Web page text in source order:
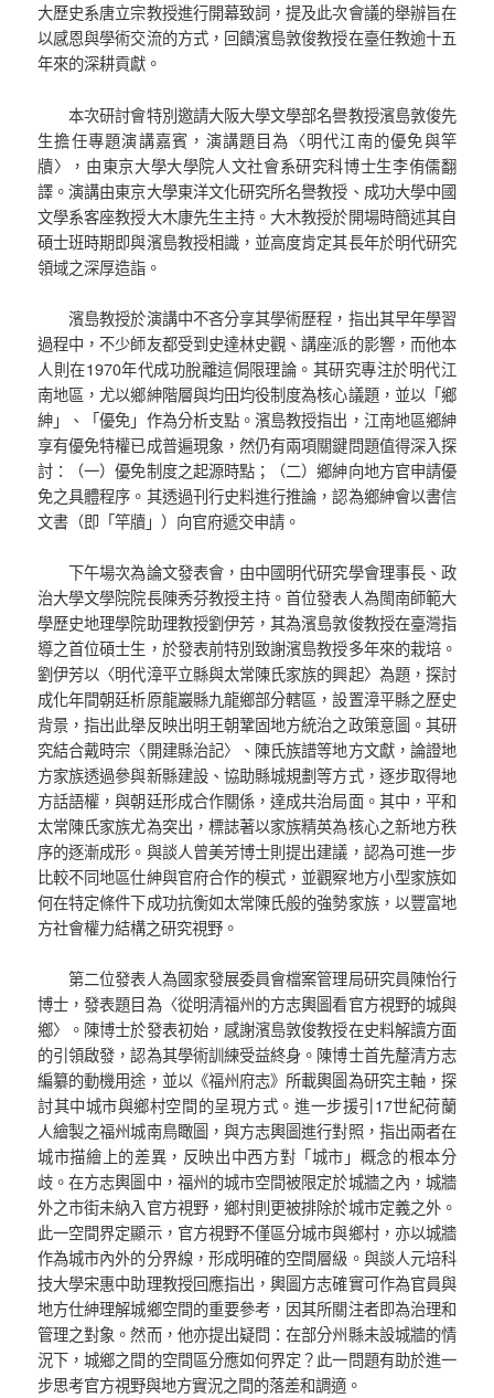
大歷史系唐立宗教授進行開幕致詞，提及此次會議的舉辦旨在
以感恩與學術交流的方式，回饋濱島敦俊教授在臺任教逾十五
年來的深耕貢獻。
本次研討會特別邀請大阪大學文學部名譽教授濱島敦俊先
生擔任專題演講嘉賓，演講題目為〈明代江南的優免與竿
牘〉，由東京大學大學院人文社會系研究科博士生李侑儒翻
譯。演講由東京大學東洋文化研究所名譽教授、成功大學中國
文學系客座教授大木康先生主持。大木教授於開場時簡述其自
碩士班時期即與濱島教授相識，並高度肯定其長年於明代研究
領域之深厚造詣。
濱島教授於演講中不吝分享其學術歷程，指出其早年學習
過程中，不少師友都受到史達林史觀、講座派的影響，而他本
人則在1970年代成功脫離這侷限理論。其研究專注於明代江
南地區，尤以鄉紳階層與均田均役制度為核心議題，並以「鄉
紳」、「優免」作為分析支點。濱島教授指出，江南地區鄉紳
享有優免特權已成普遍現象，然仍有兩項關鍵問題值得深入探
討：（一）優免制度之起源時點；（二）鄉紳向地方官申請優
免之具體程序。其透過刊行史料進行推論，認為鄉紳會以書信
文書（即「竿牘」）向官府遞交申請。
下午場次為論文發表會，由中國明代研究學會理事長、政
治大學文學院院長陳秀芬教授主持。首位發表人為閩南師範大
學歷史地理學院助理教授劉伊芳，其為濱島敦俊教授在臺灣指
導之首位碩士生，於發表前特別致謝濱島教授多年來的栽培。
劉伊芳以〈明代漳平立縣與太常陳氏家族的興起〉為題，探討
成化年間朝廷析原龍巖縣九龍鄉部分轄區，設置漳平縣之歷史
背景，指出此舉反映出明王朝鞏固地方統治之政策意圖。其研
究結合戴時宗〈開建縣治記〉、陳氏族譜等地方文獻，論證地
方家族透過參與新縣建設、協助縣城規劃等方式，逐步取得地
方話語權，與朝廷形成合作關係，達成共治局面。其中，平和
太常陳氏家族尤為突出，標誌著以家族精英為核心之新地方秩
序的逐漸成形。與談人曾美芳博士則提出建議，認為可進一步
比較不同地區仕紳與官府合作的模式，並觀察地方小型家族如
何在特定條件下成功抗衡如太常陳氏般的強勢家族，以豐富地
方社會權力結構之研究視野。
第二位發表人為國家發展委員會檔案管理局研究員陳怡行
博士，發表題目為〈從明清福州的方志輿圖看官方視野的城與
鄉〉。陳博士於發表初始，感謝濱島敦俊教授在史料解讀方面
的引領啟發，認為其學術訓練受益終身。陳博士首先釐清方志
編纂的動機用途，並以《福州府志》所載輿圖為研究主軸，探
討其中城市與鄉村空間的呈現方式。進一步援引17世紀荷蘭
人繪製之福州城南鳥瞰圖，與方志輿圖進行對照，指出兩者在
城市描繪上的差異，反映出中西方對「城市」概念的根本分
歧。在方志輿圖中，福州的城市空間被限定於城牆之內，城牆
外之市街未納入官方視野，鄉村則更被排除於城市定義之外。
此一空間界定顯示，官方視野不僅區分城市與鄉村，亦以城牆
作為城市內外的分界線，形成明確的空間層級。與談人元培科
技大學宋惠中助理教授回應指出，輿圖方志確實可作為官員與
地方仕紳理解城鄉空間的重要參考，因其所關注者即為治理和
管理之對象。然而，他亦提出疑問：在部分州縣未設城牆的情
況下，城鄉之間的空間區分應如何界定？此一問題有助於進一
步思考官方視野與地方實況之間的落差和調適。